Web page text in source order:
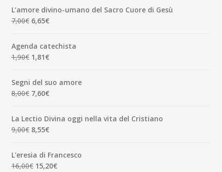
originale
era:
7,00€.
attuale
è:
L’amore divino-umano del Sacro Cuore di Gesù
7,00€ Il
originale
era:
7,00€.
6,65€Il
attuale
è:
Agenda catechista
1,90€ Il
originale
era:
1,90€.
1,81€Il
è:
Segni del suo amore
8,00€ Il
originale
era:
8,00€.
7,60€Il
attuale
è:
La Lectio Divina oggi nella vita del Cristiano
9,00€ Il
originale
era:
8,55€Il
attuale
è:
L'eresia di Francesco
16,00€ Il
15,20€Il